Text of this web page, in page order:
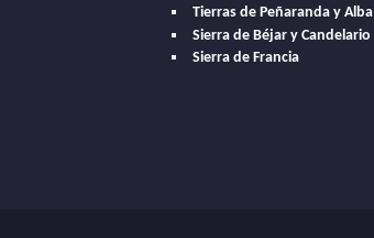
Tierras de Peñaranda y Alba
Sierra de Béjar y Candelario
Sierra de Francia